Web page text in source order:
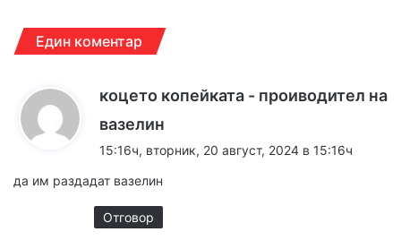
Един коментар
коцето копейката - проиводител на
вазелин
а
15:16ч, вторник, 20 август, 2024 в 15:16ч
да им раздадат вазелин
Отговор